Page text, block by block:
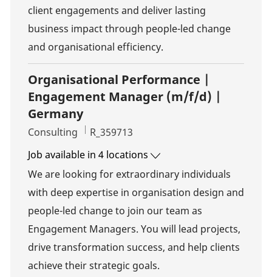
client engagements and deliver lasting
business impact through people-led change
and organisational efficiency.
Organisational Performance |
Engagement Manager (m/f/d) |
Germany
Category
Consulting Job Id
R_359713
Job available in 4 locations
We are looking for extraordinary individuals
with deep expertise in organisation design and
people-led change to join our team as
Engagement Managers. You will lead projects,
drive transformation success, and help clients
achieve their strategic goals.